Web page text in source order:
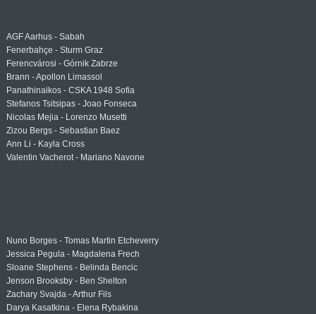
AGF Aarhus - Sabah
Fenerbahçe - Sturm Graz
Ferencvárosi - Górnik Zabrze
Brann - Apollon Limassol
Panathinaikos - CSKA 1948 Sofia
Stefanos Tsitsipas - Joao Fonseca
Nicolas Mejia - Lorenzo Musetti
Zizou Bergs - Sebastian Baez
Ann Li - Kayla Cross
Valentin Vacherot - Mariano Navone
Nuno Borges - Tomas Martin Etcheverry
Jessica Pegula - Magdalena Frech
Sloane Stephens - Belinda Bencic
Jenson Brooksby - Ben Shelton
Zachary Svajda - Arthur Fils
Darya Kasatkina - Elena Rybakina